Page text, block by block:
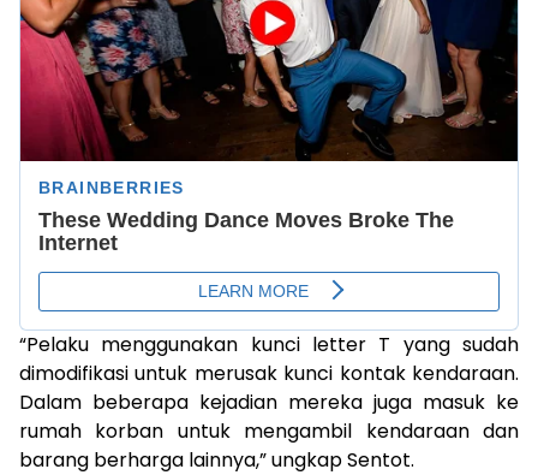
“Pelaku menggunakan kunci letter T yang sudah
dimodifikasi untuk merusak kunci kontak kendaraan.
Dalam beberapa kejadian mereka juga masuk ke
rumah korban untuk mengambil kendaraan dan
barang berharga lainnya,” ungkap Sentot.